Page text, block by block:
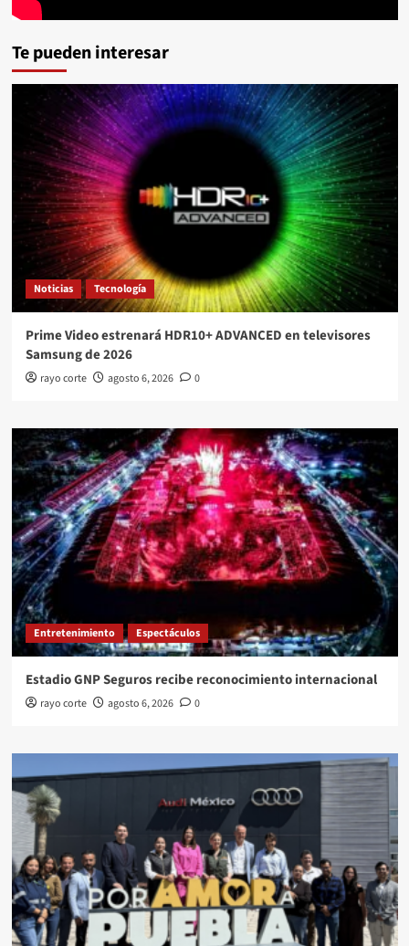
Te pueden interesar
Noticias Tecnología
Prime Video estrenará HDR10+ ADVANCED en televisores
Samsung de 2026
rayo corte agosto 6, 2026 0
Entretenimiento Espectáculos
Estadio GNP Seguros recibe reconocimiento internacional
rayo corte agosto 6, 2026 0